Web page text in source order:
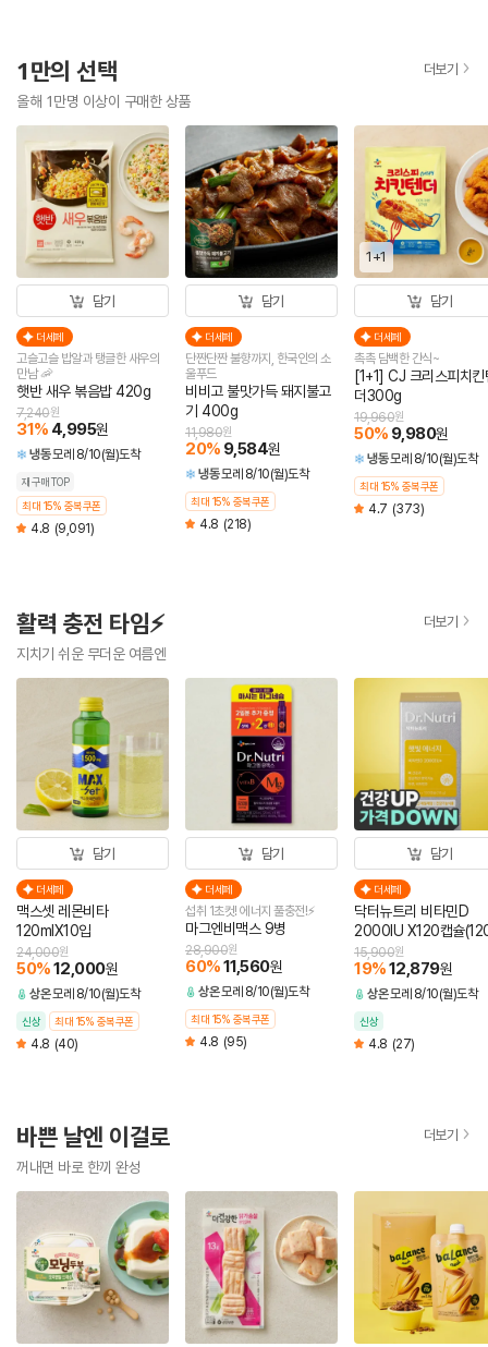
1만의 선택
올해 1만명 이상이 구매한 상품
더보기
담기
더세페
고슬고슬 밥알과 탱글한 새우의
만남 🦐
햇반 새우 볶음밥 420g
31% 4,995원
7,240원
냉동 모레 8/10(월)도착
재구매TOP
최대 15% 중복쿠폰
4.8 (9,091)
담기
더세페
단짠단짠 불향까지, 한국인의 소
울푸드
비비고 불맛가득 돼지불고
기 400g
20% 9,584원
11,980원
냉동 모레 8/10(월)도착
최대 15% 중복쿠폰
4.8 (218)
1+1
담기
더세페
촉촉 담백한 간식~
[1+1] CJ 크리스피치킨
더300g
50% 9,980원
19,960원
냉동 모레 8/10(월)도착
최대 15% 중복쿠폰
4.7 (373)
활력 충전 타임⚡
지치기 쉬운 무더운 여름엔
더보기
담기
더세페
맥스셋 레몬비타
120mlX10입
50%12,000원
24,000원
상온 모레 8/10(월)도착
신상 최대 15% 중복쿠폰
4.8 (40)
담기
더세페
섭취 1초컷! 에너지 풀충전!⚡
마그엔비맥스 9병
60%11,560원
28,900원
상온 모레 8/10(월)도착
최대 15% 중복쿠폰
4.8 (95)
담기
더세페
닥터뉴트리 비타민D
2000IU X120캡슐
분)
19%12,879원
15,900원
상온 모레 8/10(월)도착
신상
4.8 (27)
바쁜 날엔 이걸로
꺼내면 바로 한끼 완성
더보기